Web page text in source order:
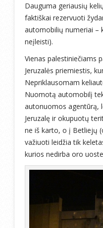
Dauguma geriausių
faktiškai rezervuoti
automobilių numeriai –
neįleisti).
Vienas palestiniečiams
Jeruzalės priemiestis,
Nepriklausomam
Nuomotą automobilį
autonuomos agentūrą,
Jeruzalę ir okupuotų
ne iš karto, o į Betliejų
važiuoti leidžia tik
kurios nedirba oro